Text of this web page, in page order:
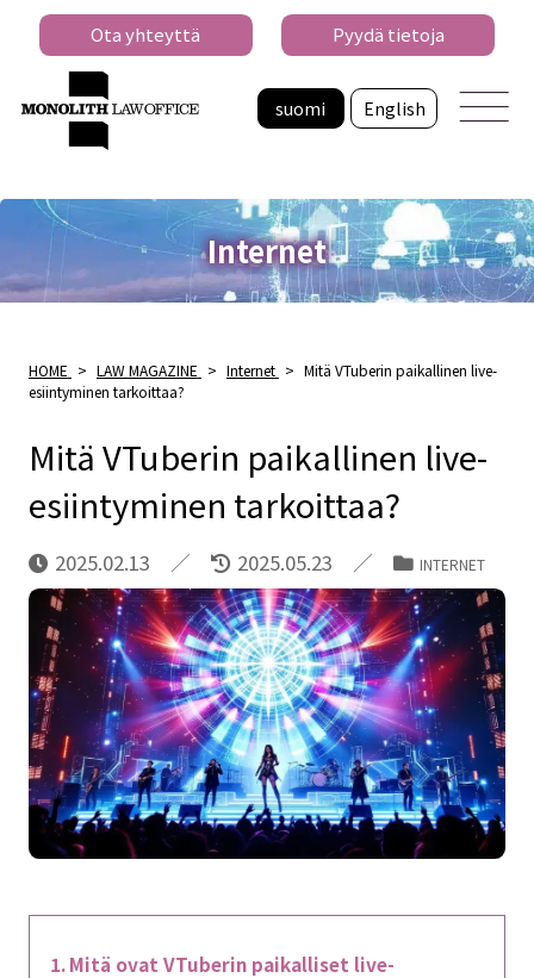
suomi English
Ota yhteyttä Pyydä tietoja
Internet
HOME > LAW MAGAZINE > Internet > Mitä VTuberin paikallinen live-
esiintyminen tarkoittaa?
Mitä VTuberin paikallinen live-
esiintyminen tarkoittaa?
2025.02.13 2025.05.23 INTERNET
Mitä ovat VTuberin paikalliset live-